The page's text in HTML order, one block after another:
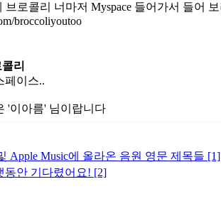
브로콜리 너마저 Myspace 들어가서 들어
broccoliyoutoo
리
페이스..
'이아름' 님이랍니다
Apple Music에 올라온 음원 영문 제목들 [1]
동안 기다렸어요! [2]